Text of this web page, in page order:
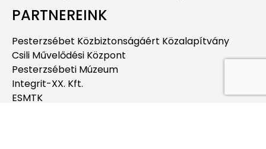
PARTNEREINK
Pesterzsébet Közbiztonságáért Közalapítvány
Csili Művelődési Központ
Pesterzsébeti Múzeum
Integrit-XX. Kft.
ESMTK